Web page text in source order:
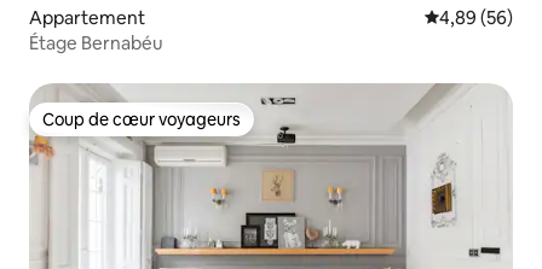
Appartement Évaluation
4,89 (56)
Étage Bernabéu
Coup de cœur voyageurs
Coup de cœur voyageurs